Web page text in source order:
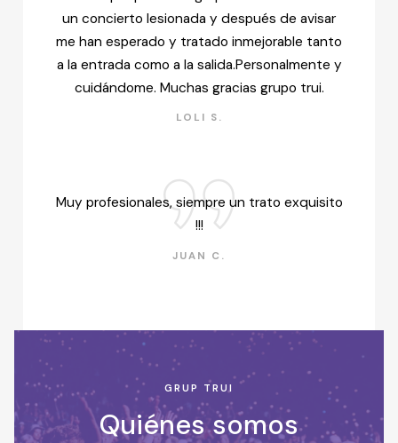
un concierto lesionada y después de avisar
me han esperado y tratado inmejorable tanto
a la entrada como a la salida.Personalmente y
cuidándome. Muchas gracias grupo trui.
LOLI S.
Muy profesionales, siempre un trato exquisito
!!!
JUAN C.
GRUP TRUI
Quiénes somos